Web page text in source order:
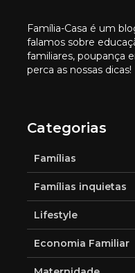
Família-Casa é um
falamos sobre
familiares, poupança
perca as nossas dicas!
Categorias
Famílias
Famílias inquietas
Lifestyle
Economia Familiar